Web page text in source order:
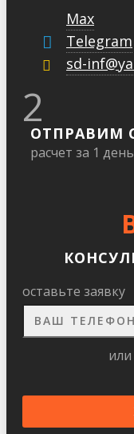
Max
Telegram
sd-
2
ОТПРАВИМ
расчет за 1 день
оставьте заявку